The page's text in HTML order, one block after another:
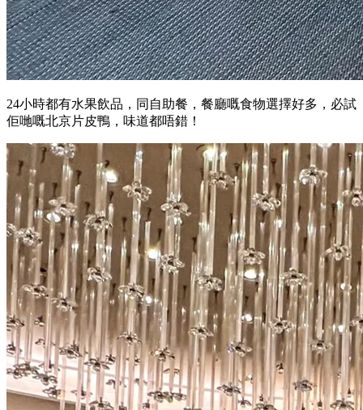
24小時都有水果飲品，同自助餐，餐廳嘅食物選擇好多，必試
佢哋嘅北京片皮鴨，味道都唔錯！